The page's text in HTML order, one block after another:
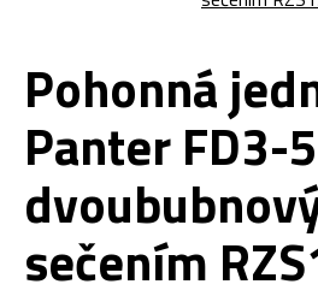
Pohonná
Panter FD3-
sečením